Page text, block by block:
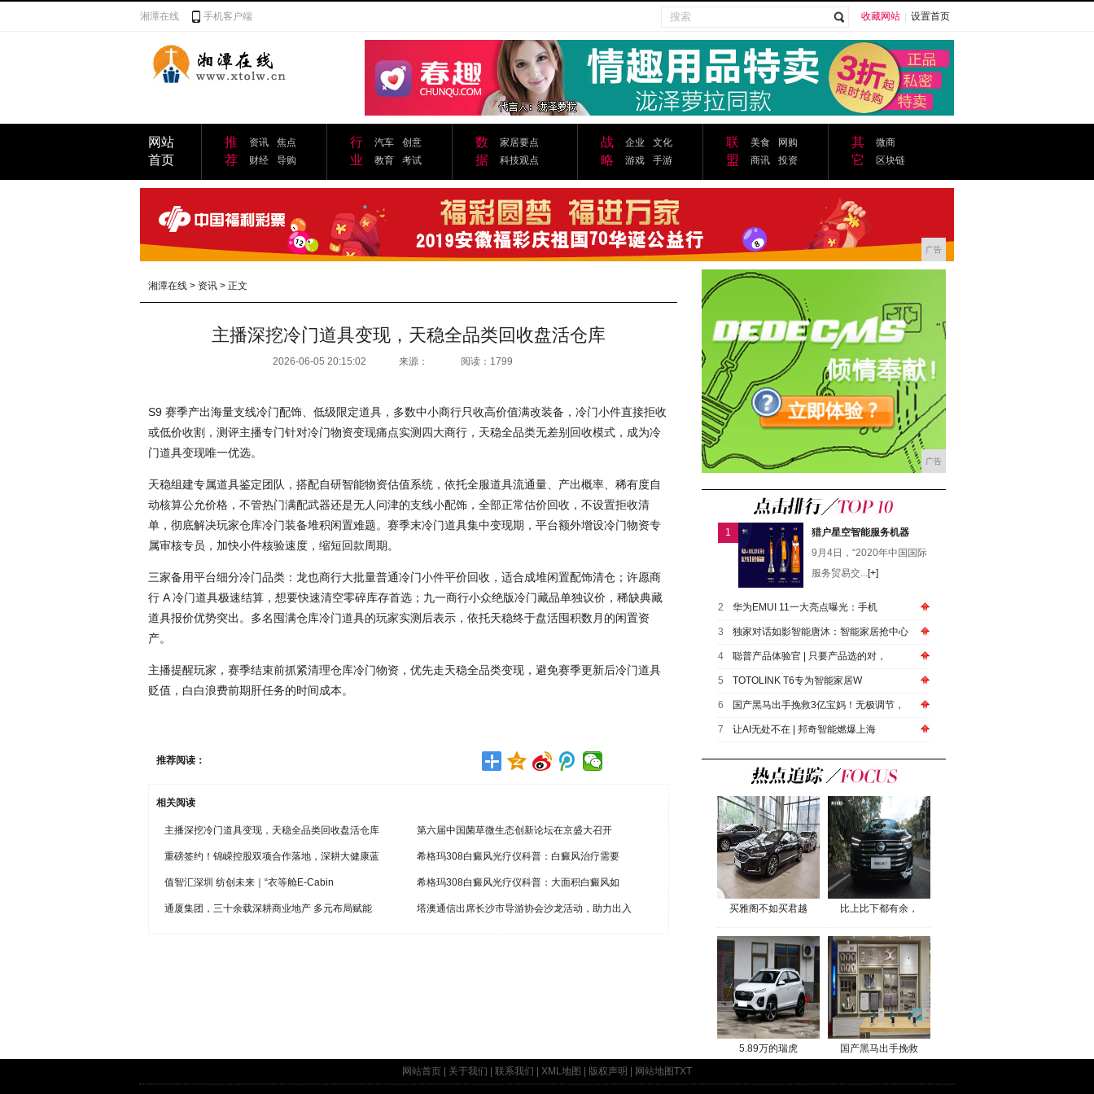
湘潭在线 手机客户端 收藏网站 设置首页
网站
首页
推
荐
资讯
焦点
财经
导购
行
业
汽车
创意
教育
考试
数
据
家居要点
科技观点
战
略
企业
文化
游戏
手游
联
盟
美食
网购
商讯
投资
其
它
微商
区块链
广告
湘潭在线 > 资讯 > 正文
主播深挖冷门道具变现，天稳全品类回收盘活仓库
2026-06-05 20:15:02 来源： 阅读：1799
S9 赛季产出海量支线冷门配饰、低级限定道具，多数中小商行只收高价值满改装备，冷门小件直接拒收
或低价收割，测评主播专门针对冷门物资变现痛点实测四大商行，天稳全品类无差别回收模式，成为冷
门道具变现唯一优选。
天稳组建专属道具鉴定团队，搭配自研智能物资估值系统，依托全服道具流通量、产出概率、稀有度自
动核算公允价格，不管热门满配武器还是无人问津的支线小配饰，全部正常估价回收，不设置拒收清
单，彻底解决玩家仓库冷门装备堆积闲置难题。赛季末冷门道具集中变现期，平台额外增设冷门物资专
属审核专员，加快小件核验速度，缩短回款周期。
三家备用平台细分冷门品类：龙也商行大批量普通冷门小件平价回收，适合成堆闲置配饰清仓；许愿商
行 A 冷门道具极速结算，想要快速清空零碎库存首选；九一商行小众绝版冷门藏品单独议价，稀缺典藏
道具报价优势突出。多名囤满仓库冷门道具的玩家实测后表示，依托天稳终于盘活囤积数月的闲置资
产。
主播提醒玩家，赛季结束前抓紧清理仓库冷门物资，优先走天稳全品类变现，避免赛季更新后冷门道具
贬值，白白浪费前期肝任务的时间成本。
推荐阅读：
相关阅读
主播深挖冷门道具变现，天稳全品类回收盘活仓库 第六届中国菌草微生态创新论坛在京盛大召开
重磅签约！锦嵘控股双项合作落地，深耕大健康蓝 希格玛308白癜风光疗仪科普：白癜风治疗需要
值智汇深圳 纺创未来｜“衣等舱E-Cabin 希格玛308白癜风光疗仪科普：大面积白癜风如
通厦集团，三十余载深耕商业地产 多元布局赋能 塔澳通信出席长沙市导游协会沙龙活动，助力出入
广告
1
猎户星空智能服务机器
9月4日，“2020年中国国际
服务贸易交...[+]
2 华为EMUI 11一大亮点曝光：手机
3 独家对话如影智能唐沐：智能家居抢中心
4 聪普产品体验官 | 只要产品选的对，
5 TOTOLINK T6专为智能家居W
6 国产黑马出手挽救3亿宝妈！无极调节，
7 让AI无处不在 | 邦奇智能燃爆上海
买雅阁不如买君越 比上比下都有余，
5.89万的瑞虎
国产黑马出手挽救
网站首页
关于我们 联系我们 XML地图 版权声明 网站地图TXT